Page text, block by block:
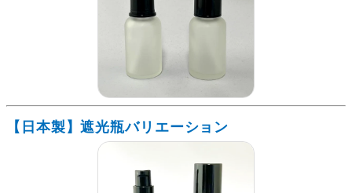
【日本製】遮光瓶バリエーション